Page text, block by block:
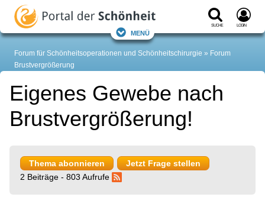
Suche Login
Menü
Forum für Schönheitsoperationen und Schönheitschirurgie
Forum
Brustvergrößerung
Eigenes Gewebe nach
Brustvergrößerung!
Thema abonnieren
Jetzt Frage stellen
2 Beiträge - 803 Aufrufe